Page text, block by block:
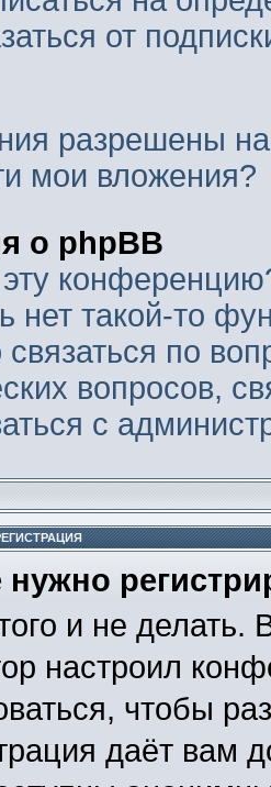
от
разрешены
мои вложения?
о phpBB
нет такой-то
по
вопросов,
с
и не делать.
настроил
чтобы
даёт вам